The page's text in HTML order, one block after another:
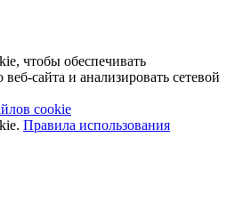
чтобы обеспечивать
сайта и анализировать сетевой
cookie
Правила использования